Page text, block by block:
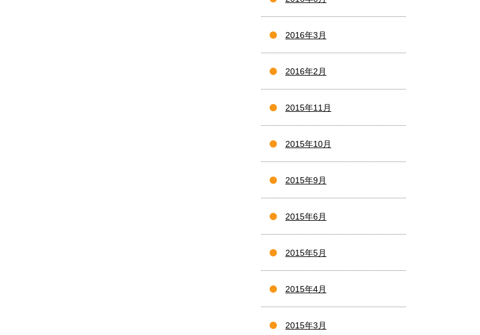
2016年3月
2016年2月
2015年11月
2015年10月
2015年9月
2015年6月
2015年5月
2015年4月
2015年3月